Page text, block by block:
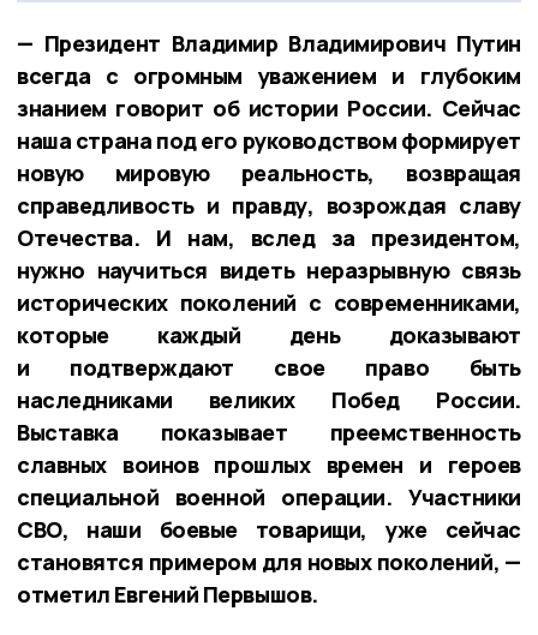
— Президент Владимир Владимирович Путин
всегда с огромным уважением и глубоким
знанием говорит об истории России. Сейчас
наша страна под его руководством формирует
новую мировую реальность, возвращая
справедливость и правду, возрождая славу
Отечества. И нам, вслед за президентом,
нужно научиться видеть неразрывную связь
исторических поколений с современниками,
которые каждый день доказывают
и подтверждают свое право быть
наследниками великих Побед России.
Выставка показывает преемственность
славных воинов прошлых времен и героев
специальной военной операции. Участники
СВО, наши боевые товарищи, уже сейчас
становятся примером для новых поколений, —
отметил Евгений Первышов.